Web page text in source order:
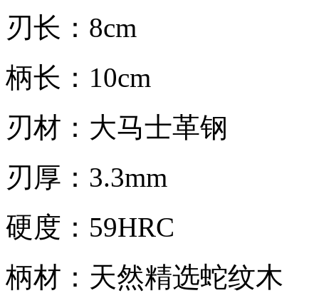
刃长：8cm
柄长：10cm
刃材：大马士革钢
刃厚：3.3mm
硬度：59HRC
柄材：天然精选蛇纹木